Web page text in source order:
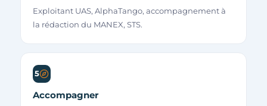
Exploitant UAS, AlphaTango, accompagnement à
la rédaction du MANEX, STS.
5
Accompagner